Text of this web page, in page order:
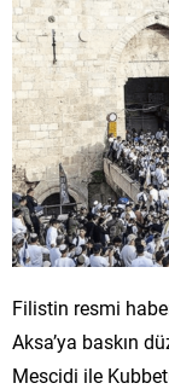
Filistin resmi
Aksa’ya baskın
Mescidi ile